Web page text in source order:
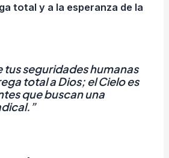
total y a la esperanza de la
tus seguridades humanas
total a Dios; el Cielo es
que buscan una